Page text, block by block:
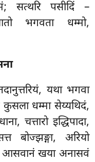
सत्थरि पसीदिं –
भगवता धम्मो,
यथा भगवा
धम्मा सेय्यथिदं,
चत्तारो इद्धिपादा,
बोज्झङ्गा, अरियो
आसवानं खया अनासवं